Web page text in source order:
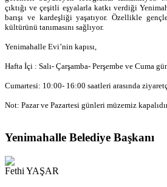
çıktığı ve çeşitli eşyalarla katkı verdiği
barışı ve kardeşliği yaşatıyor. Özellikle
kültürünü tanımasını sağlıyor.
Yenimahalle Evi’nin kapısı,
Hafta İçi : Salı- Çarşamba- Perşembe ve Cuma
Cumartesi: 10:00- 16:00 saatleri arasında
Not: Pazar ve Pazartesi günleri müzemiz
Yenimahalle Belediye Başkanı
Fethi YAŞAR